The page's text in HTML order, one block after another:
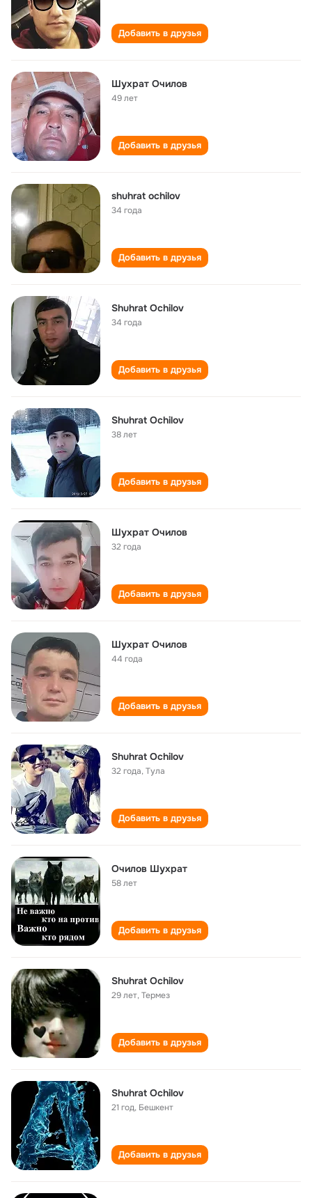
Добавить в друзья
Шухрат Очилов
49 лет
Добавить в друзья
shuhrat ochilov
34 года
Добавить в друзья
Shuhrat Ochilov
34 года
Добавить в друзья
Shuhrat Ochilov
38 лет
Добавить в друзья
Шухрат Очилов
32 года
Добавить в друзья
Шухрат Очилов
44 года
Добавить в друзья
Shuhrat Ochilov
32 года,Тула
Добавить в друзья
Очилов Шухрат
58 лет
Добавить в друзья
Shuhrat Ochilov
29 лет,Термез
Добавить в друзья
Shuhrat Ochilov
21 год, Бешкент
Добавить в друзья